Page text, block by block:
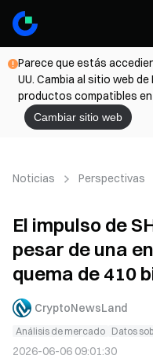
Parece que estás
UU. Cambia al sitio web de
productos compatibles
Cambiar sitio web
Noticias Perspectivas
El impulso de
pesar de una
quema de 410
CryptoNewsLand
Análisis de mercado Datos
2026-06-06 09:01:30